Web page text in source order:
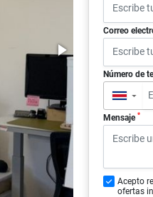
Correo
Número de
▼
Mensaje *
Acepto
ofertas